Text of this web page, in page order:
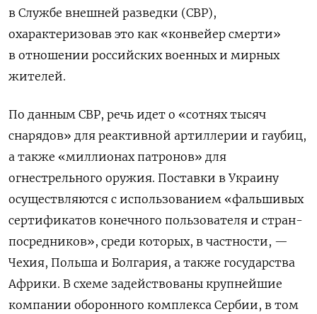
в Службе внешней разведки (СВР),
охарактеризовав это как «конвейер смерти»
в отношении российских военных и мирных
жителей.
По данным СВР, речь идет о «сотнях тысяч
снарядов» для реактивной артиллерии и гаубиц,
а также «миллионах патронов» для
огнестрельного оружия. Поставки в Украину
осуществляются с использованием «фальшивых
сертификатов конечного пользователя и стран-
посредников», среди которых, в частности, —
Чехия, Польша и Болгария, а также государства
Африки. В схеме задействованы крупнейшие
компании оборонного комплекса Сербии, в том